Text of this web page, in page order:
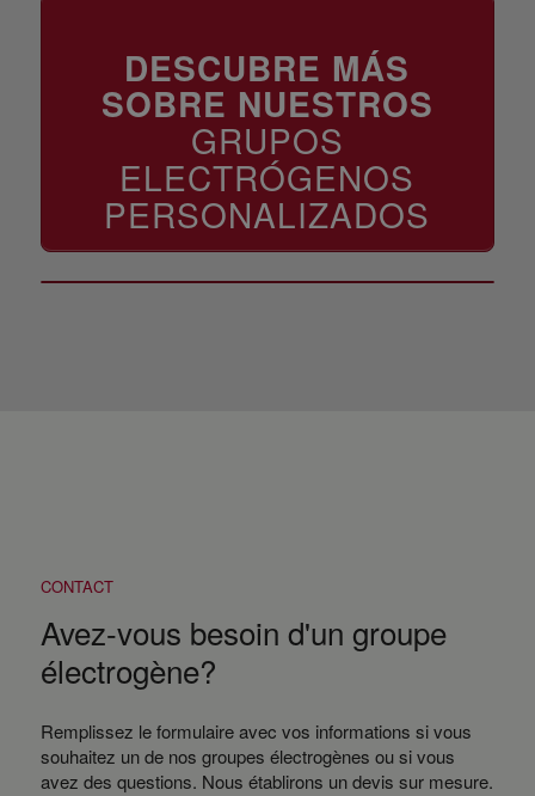
DESCUBRE MÁS
SOBRE NUESTROS
GRUPOS
ELECTRÓGENOS
PERSONALIZADOS
CONTACT
Avez-vous besoin d'un groupe
électrogène?
Remplissez le formulaire avec vos informations si vous
souhaitez un de nos groupes électrogènes ou si vous
avez des questions. Nous établirons un devis sur mesure.